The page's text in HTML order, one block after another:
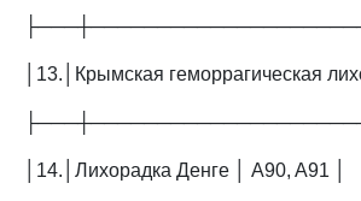
│13.│Крымская геморрагическая
│14.│Лихорадка Денге │ A90, A91 │